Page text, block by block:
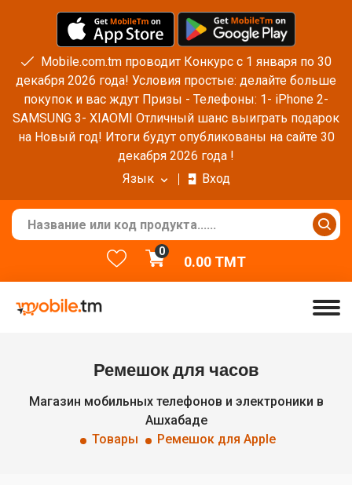
Mobile.com.tm проводит Конкурс с 1 января по 30
декабря 2026 года! Условия простые: делайте больше
покупок и вас ждут Призы - Телефоны: 1- iPhone 2-
SAMSUNG 3- XIAOMI Отличный шанс выиграть подарок
на Новый год! Итоги будут опубликованы на сайте 30
декабря 2026 года !
Язык
Вход
0
0.00TMT
Ремешок для часов
Магазин мобильных телефонов и электроники в
Ашхабаде
Товары
Ремешок для Apple